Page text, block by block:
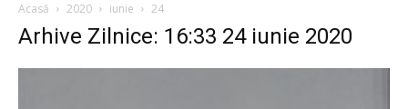
Acasă 2020 iunie 24
Arhive Zilnice: 16:33 24 iunie 2020